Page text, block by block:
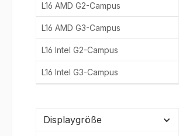
L16 AMD G2-Campus
L16 AMD G3-Campus
L16 Intel G2-Campus
L16 Intel G3-Campus
Displaygröße